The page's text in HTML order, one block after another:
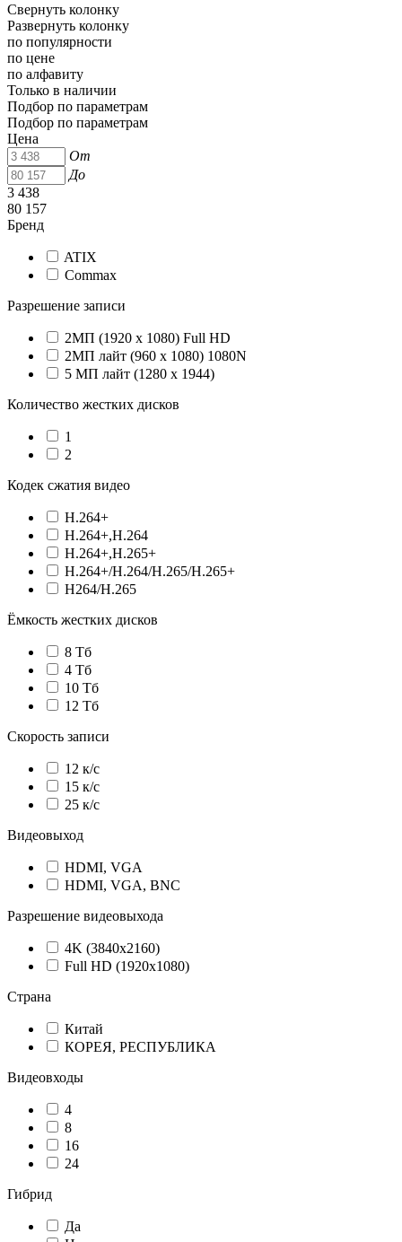
Свернуть колонку
Развернуть колонку
по популярности
по цене
по алфавиту
Только в наличии
Подбор по параметрам
Подбор по параметрам
Цена
От
До
3 438
80 157
Бренд
ATIX
Commax
Разрешение записи
2МП (1920 х 1080) Full HD
2МП лайт (960 х 1080) 1080N
5 МП лайт (1280 x 1944)
Количество жестких дисков
1
2
Кодек сжатия видео
H.264+
H.264+,H.264
H.264+,H.265+
H.264+/H.264/H.265/H.265+
H264/H.265
Ёмкость жестких дисков
8 Тб
4 Тб
10 Тб
12 Тб
Скорость записи
12 к/с
15 к/с
25 к/с
Видеовыход
HDMI, VGA
HDMI, VGA, BNC
Разрешение видеовыхода
4K (3840x2160)
Full HD (1920x1080)
Страна
Китай
КОРЕЯ, РЕСПУБЛИКА
Видеовходы
4
8
16
24
Гибрид
Да